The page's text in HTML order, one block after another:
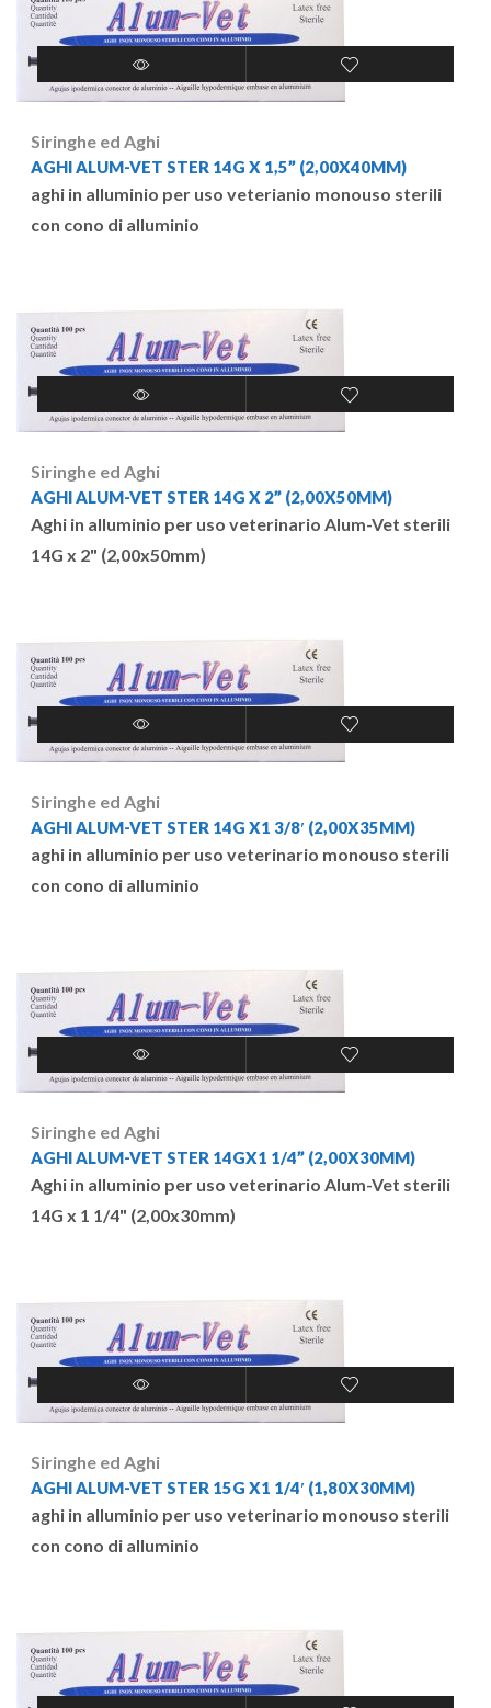
Siringhe ed Aghi
AGHI ALUM-VET STER 14G X 1,5” (2,00X40MM)
aghi in alluminio per uso veterianio monouso sterili
con cono di alluminio
Siringhe ed Aghi
AGHI ALUM-VET STER 14G X 2” (2,00X50MM)
Aghi in alluminio per uso veterinario Alum-Vet sterili
14G x 2" (2,00x50mm)
Siringhe ed Aghi
AGHI ALUM-VET STER 14G X1 3/8′ (2,00X35MM)
aghi in alluminio per uso veterinario monouso sterili
con cono di alluminio
Siringhe ed Aghi
AGHI ALUM-VET STER 14GX1 1/4” (2,00X30MM)
Aghi in alluminio per uso veterinario Alum-Vet sterili
14G x 1 1/4" (2,00x30mm)
Siringhe ed Aghi
AGHI ALUM-VET STER 15G X1 1/4′ (1,80X30MM)
aghi in alluminio per uso veterinario monouso sterili
con cono di alluminio